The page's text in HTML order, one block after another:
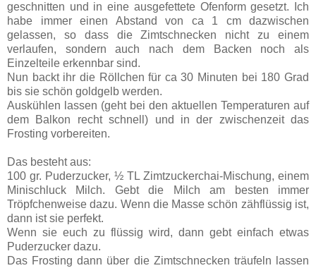
geschnitten und in eine ausgefettete Ofenform gesetzt. Ich
habe immer einen Abstand von ca 1 cm dazwischen
gelassen, so dass die Zimtschnecken nicht zu einem
verlaufen, sondern auch nach dem Backen noch als
Einzelteile erkennbar sind.
Nun backt ihr die Röllchen für ca 30 Minuten bei 180 Grad
bis sie schön goldgelb werden.
Auskühlen lassen (geht bei den aktuellen Temperaturen auf
dem Balkon recht schnell) und in der zwischenzeit das
Frosting vorbereiten.
Das besteht aus:
100 gr. Puderzucker, ½ TL Zimtzuckerchai-Mischung, einem
Minischluck Milch. Gebt die Milch am besten immer
Tröpfchenweise dazu. Wenn die Masse schön zähflüssig ist,
dann ist sie perfekt.
Wenn sie euch zu flüssig wird, dann gebt einfach etwas
Puderzucker dazu.
Das Frosting dann über die Zimtschnecken träufeln lassen